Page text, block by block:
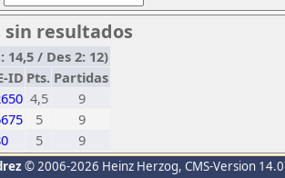
sin resultados
14,5 / Des 2: 12)
ID Pts. Partidas
4,5
9
5
9
5 9
© 2006-2026 Heinz Herzog, CMS-Version